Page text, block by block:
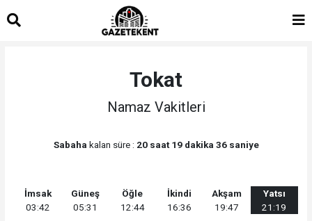
sohbet
sohbetler
chat
Tokat
Namaz Vakitleri
Sabaha kalan süre : 20 saat 19 dakika 36 saniye
İmsak
03:42
Güneş
05:31
Öğle
12:44
İkindi
16:36
Akşam
19:47
Yatsı
21:19